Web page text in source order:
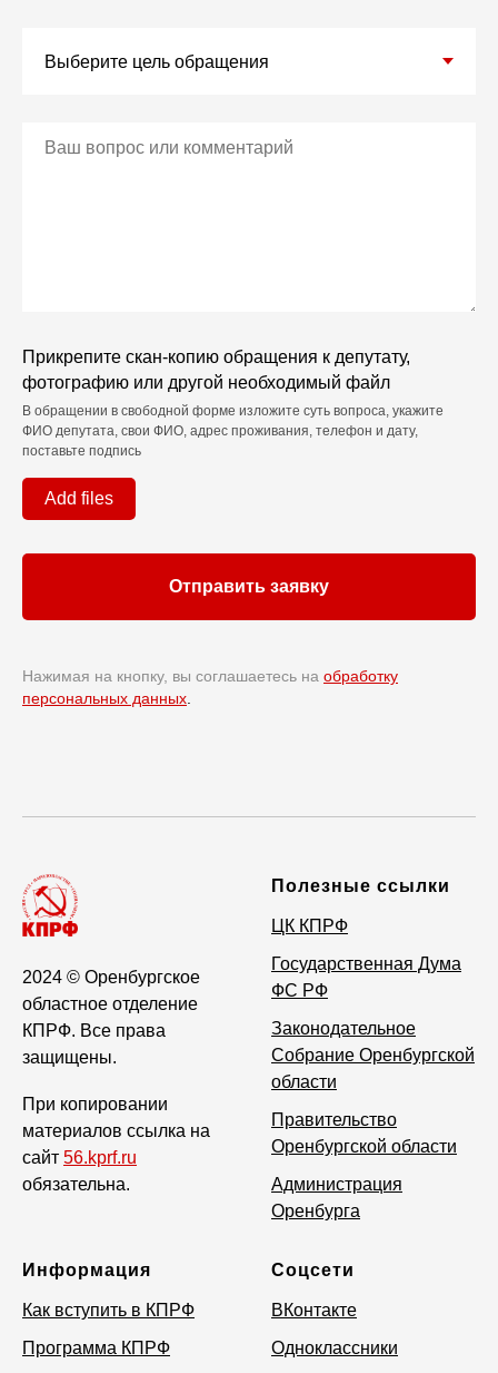
Прикрепите скан-копию обращения к депутату,
фотографию или другой необходимый файл
В обращении в свободной форме изложите суть вопроса, укажите
ФИО депутата, свои ФИО, адрес проживания, телефон и дату,
поставьте подпись
Add files
Отправить заявку
Нажимая на кнопку, вы соглашаетесь на обработку
персональных данных
2024 © Оренбургское
областное отделение
КПРФ. Все права
защищены.
При копировании
материалов ссылка на
сайт 56.kprf.ru
обязательна.
Полезные ссылки
ЦК КПРФ
Государственная Дума
ФС РФ
Законодательное
Собрание Оренбургской
области
Правительство
Оренбургской области
Администрация
Оренбурга
Информация
Как вступить в КПРФ
Программа КПРФ
Соцсети
ВКонтакте
Одноклассники